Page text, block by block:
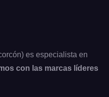
es especialista en
con las marcas líderes